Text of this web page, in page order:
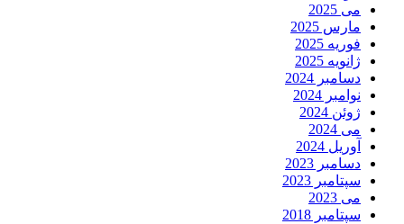
می 2025
مارس 2025
فوریه 2025
ژانویه 2025
دسامبر 2024
نوامبر 2024
ژوئن 2024
می 2024
آوریل 2024
دسامبر 2023
سپتامبر 2023
می 2023
سپتامبر 2018